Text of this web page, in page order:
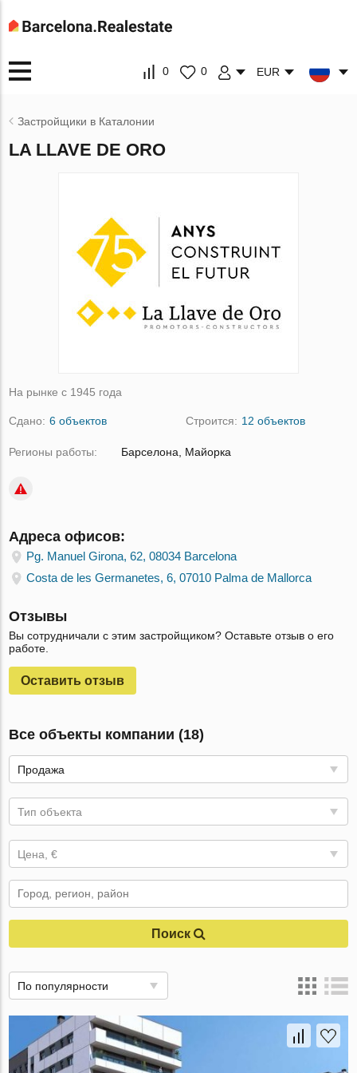
0 0 EUR
Застройщики в Каталонии
LA LLAVE DE ORO
На рынке с 1945 года
Сдано: 6 объектов Строится: 12 объектов
Регионы работы: Барселона, Майорка
Адреса офисов:
Pg. Manuel Girona, 62, 08034 Barcelona
Costa de les Germanetes, 6, 07010 Palma de Mallorca
Отзывы
Вы сотрудничали с этим застройщиком? Оставьте отзыв о его
работе.
Оставить отзыв
Все объекты компании (18)
Продажа
Тип объекта
Цена, €
Поиск
По популярности